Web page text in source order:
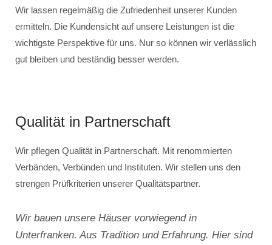
Wir lassen regelmäßig die Zufriedenheit unserer Kunden
ermitteln. Die Kundensicht auf unsere Leistungen ist die
wichtigste Perspektive für uns. Nur so können wir verlässlich
gut bleiben und beständig besser werden.
Qualität in Partnerschaft
Wir pflegen Qualität in Partnerschaft. Mit renommierten
Verbänden, Verbünden und Instituten. Wir stellen uns den
strengen Prüfkriterien unserer Qualitätspartner.
Wir bauen unsere Häuser vorwiegend in
Unterfranken. Aus Tradition und Erfahrung. Hier sind